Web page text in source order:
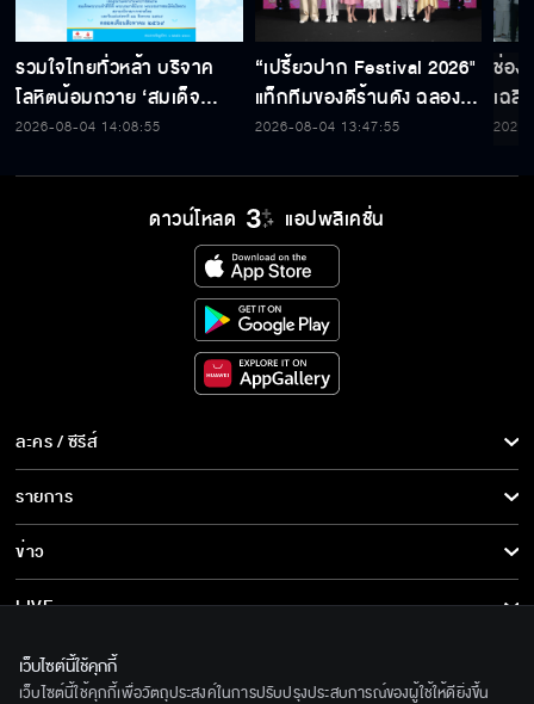
รวมใจไทยทั่วหล้า บริจาค
โลหิตน้อมถวาย ‘สมเด็จ
พระบรมราชชนนีพันปีหลวง’
2026-08-04 14:08:55
“เปรี้ยวปาก Festival 2026"
แท็กทีมของดีร้านดัง ฉลอง
ก้าวสู่ปีที่ 23
2026-08-04 13:47:55
ช่อง
เฉลิ
สมเ
ดาวน์โหลด แอปพลิเคชั่น
ละคร / ซีรีส์
ซีรีส์นานาชาติ
การ์ตูน & เกม
รายการ
ข่าว
ข่าวประชาสัมพันธ์
LIVE
เกี่ยวกับเรา
BEC World
เว็บไซต์นี้ใช้คุกกี้
เว็บไซต์นี้ใช้คุกกี้เพื่อวัตถุประสงค์ในการปรับปรุงประสบการณ์ของผู้ใช้ให้ดียิ่งขึ้น